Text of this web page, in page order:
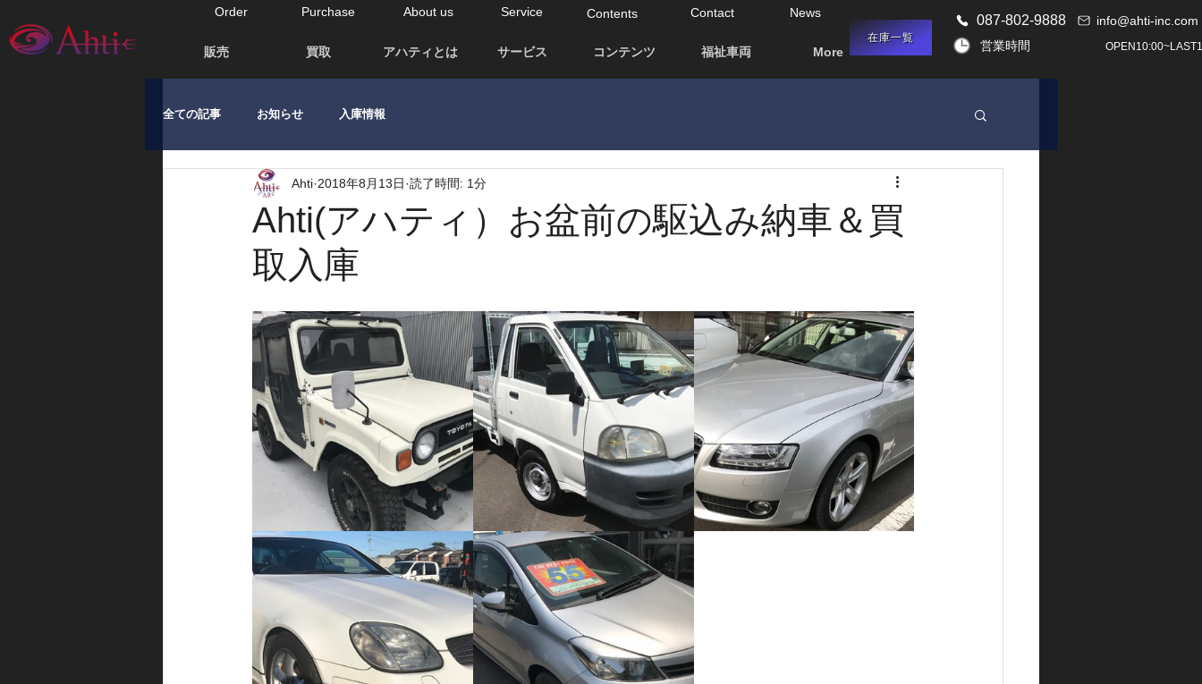
Order Purchase About us Contents Contact
販売 買取 アハティとは サービス コンテンツ 福祉車両 More
Service News
在庫一覧
087-802-9888
info@ahti-inc.com
営業時間
全ての記事 お知らせ 入庫情報
Ahti(アハティ）お盆前の駆込み納車＆買
取入庫
Ahti 2018年8月13日 読了時間: 1分